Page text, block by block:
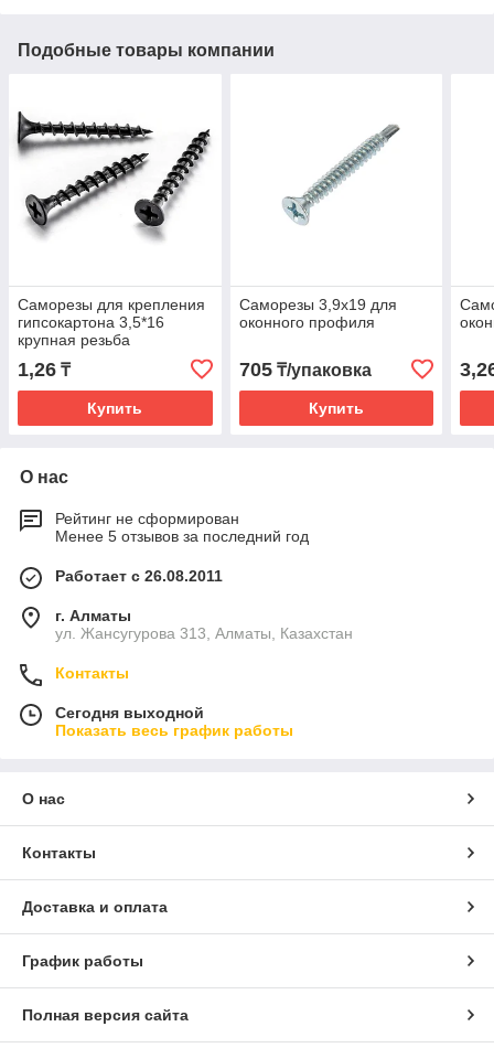
Подобные товары компании
Саморезы для крепления
гипсокартона 3,5*16
крупная резьба
1,26 ₸
Купить
Саморезы 3,9х19 для
оконного профиля
705₸/упаковка
Купить
О нас
Рейтинг не сформирован
Менее 5 отзывов за последний год
Работает с 26.08.2011
г. Алматы
ул. Жансугурова 313, Алматы, Казахстан
Контакты
Сегодня выходной
Показать весь график работы
О нас
Контакты
Доставка и оплата
График работы
Полная версия сайта